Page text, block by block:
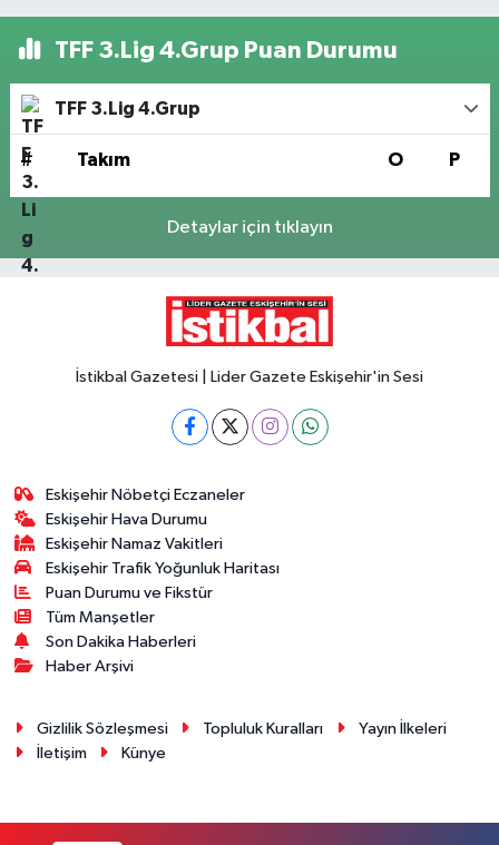
TFF 3.Lig 4.Grup Puan Durumu
TFF 3.Lig 4.Grup
# Takım O P
Detaylar için tıklayın
İstikbal Gazetesi | Lider Gazete Eskişehir'in Sesi
Eskişehir Nöbetçi Eczaneler
Eskişehir Hava Durumu
Eskişehir Namaz Vakitleri
Eskişehir Trafik Yoğunluk Haritası
Puan Durumu ve Fikstür
Tüm Manşetler
Son Dakika Haberleri
Haber Arşivi
Gizlilik Sözleşmesi Topluluk Kuralları
Yayın İlkeleri
İletişim
Künye